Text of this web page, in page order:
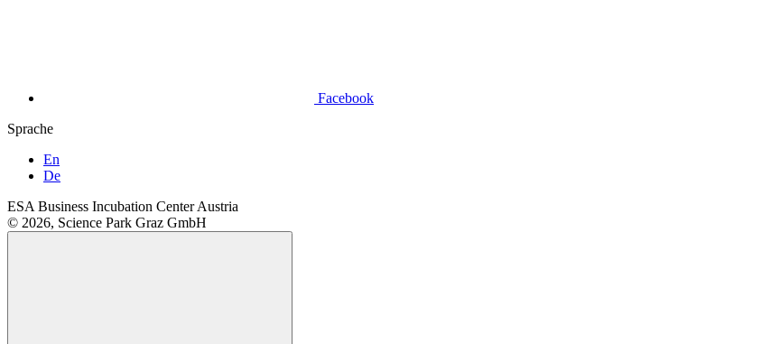
Facebook
Sprache
En
De
ESA Business Incubation Center Austria
© 2026, Science Park Graz GmbH